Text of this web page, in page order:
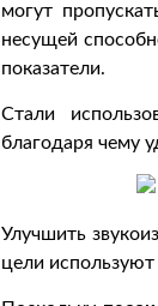
могут
несущей
показатели.
Стали
благодаря чему
Улучшить
цели